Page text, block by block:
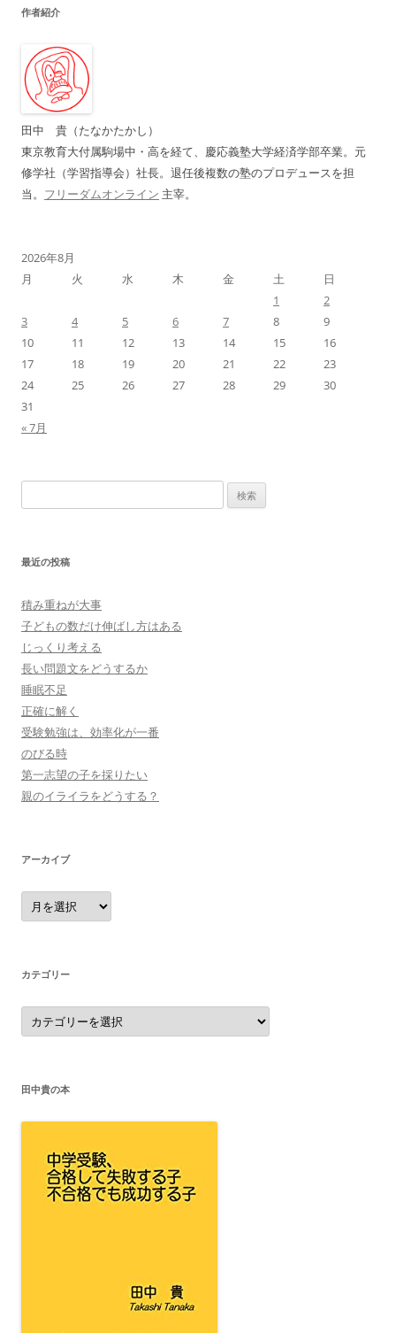
ビ
ー
シ
ン
作者紹介
田中 貴（たなかたかし）
東京教育大付属駒場中・高を経て、慶応義塾大学経済学部卒業。元
修学社（学習指導会）社長。退任後複数の塾のプロデュースを担
当。 フリーダムオンライン 主宰。
2026年8月
月
火 水 木 金 土
日
1
2
3
4 5 6 7 8
9
10
11 12 13 14 15
16
17
18 19 20 21 22
23
24
25 26 27 28 29
30
31
« 7月
索:
最近の投稿
積み重ねが大事
子どもの数だけ伸ばし方はある
じっくり考える
長い問題文をどうするか
睡眠不足
正確に解く
受験勉強は、効率化が一番
のびる時
第一志望の子を採りたい
親のイライラをどうする？
アーカイブ
ア
ー
カ
カテゴリー
カ
テ
ゴ
田中貴の本